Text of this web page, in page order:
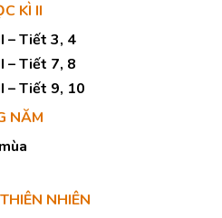
KÌ II
– Tiết 3, 4
– Tiết 7, 8
– Tiết 9, 10
NĂM
NHIÊN